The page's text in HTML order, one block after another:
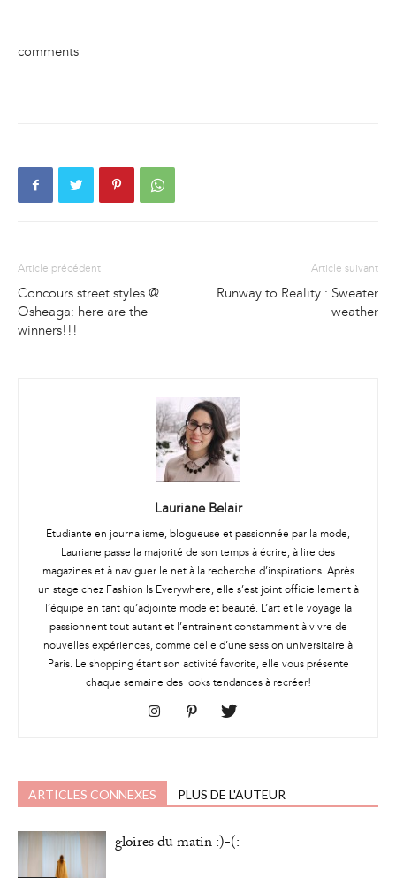
comments
Article précédent
Concours street styles @
Osheaga: here are the
winners!!!
Article suivant
Runway to Reality : Sweater
weather
Lauriane Belair
Étudiante en journalisme, blogueuse et passionnée par la mode,
Lauriane passe la majorité de son temps à écrire, à lire des
magazines et à naviguer le net à la recherche d’inspirations. Après
un stage chez Fashion Is Everywhere, elle s’est joint officiellement à
l’équipe en tant qu’adjointe mode et beauté. L’art et le voyage la
passionnent tout autant et l’entrainent constamment à vivre de
nouvelles expériences, comme celle d’une session universitaire à
Paris. Le shopping étant son activité favorite, elle vous présente
chaque semaine des looks tendances à recréer!
ARTICLES CONNEXES PLUS DE L'AUTEUR
gloires du matin :)-(: